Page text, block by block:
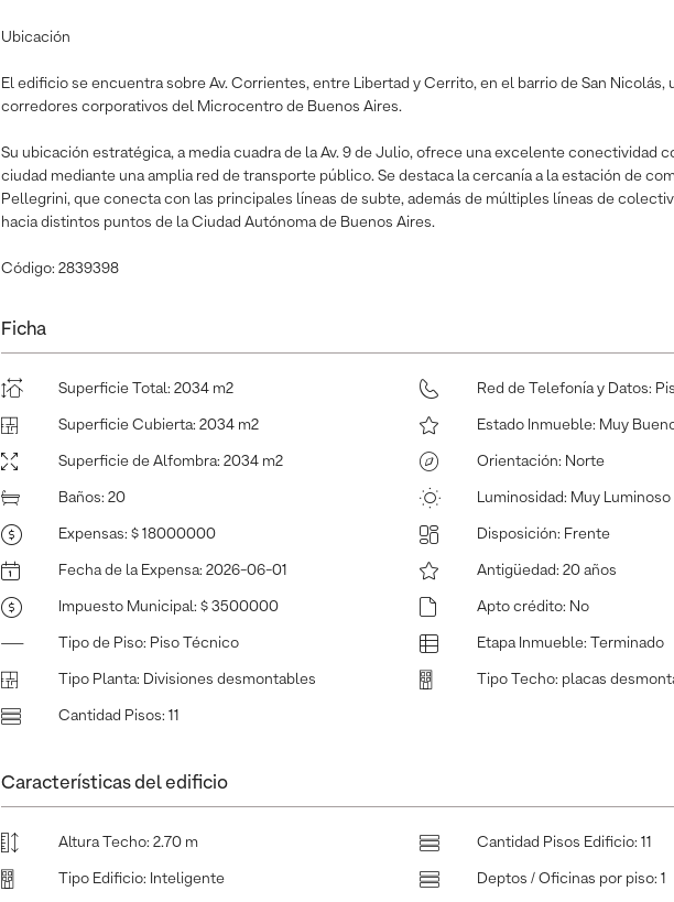
Ubicación
El edificio se encuentra sobre Av. Corrientes, entre Libertad y Cerrito, en el barrio de San Nicolás,
corredores corporativos del Microcentro de Buenos Aires.
Su ubicación estratégica, a media cuadra de la Av. 9 de Julio, ofrece una excelente conectividad
ciudad mediante una amplia red de transporte público. Se destaca la cercanía a la estación de
Pellegrini, que conecta con las principales líneas de subte, además de múltiples líneas de
hacia distintos puntos de la Ciudad Autónoma de Buenos Aires.
Código: 2839398
Ficha
Superficie Total : 2034 m2
Superficie Cubierta: 2034 m2
Superficie de Alfombra: 2034 m2
Baños: 20
Expensas: $ 18000000
Fecha de la Expensa: 2026-06-01
Impuesto Municipal : $ 3500000
Tipo de Piso: Piso Técnico
Tipo Planta: Divisiones desmontables
Cantidad Pisos: 11
Red de Telefonía y Datos:
Estado Inmueble: Muy
Orientación: Norte
Luminosidad: Muy Luminoso
Disposición: Frente
Antigüedad: 20 años
Apto crédito: No
Etapa Inmueble: Terminado
Tipo Techo: placas
Características del edificio
Altura Techo: 2.70 m
Tipo Edificio: Inteligente
Cantidad Pisos Edificio: 11
Deptos / Oficinas por piso: 1